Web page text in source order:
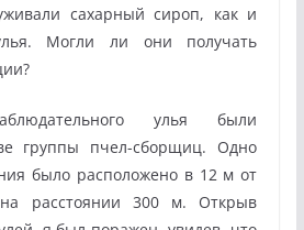
сахарный сироп, как и
Могли ли они получать
улья были
группы пчел-сборщиц. Одно
было расположено в 12 м от
расстоянии 300 м. Открыв